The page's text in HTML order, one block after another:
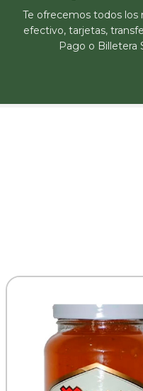
Te ofrecemos todos los
efectivo, tarjetas,
Pago o Billetera